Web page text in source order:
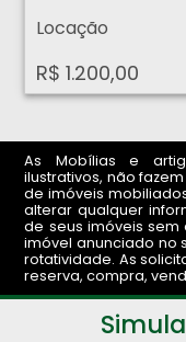
Locação
R$ 1.200,00
As Mobílias e
ilustrativos, não
de imóveis
alterar qualquer
de seus imóveis
imóvel anunciado no
rotatividade. As
reserva, compra,